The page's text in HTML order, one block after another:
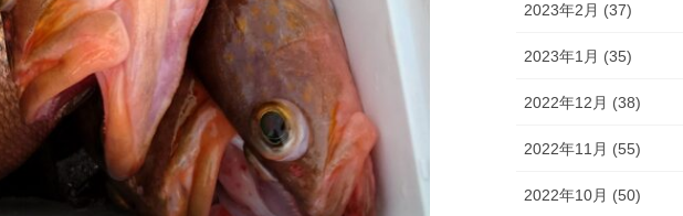
2023年2月 (37)
2023年1月 (35)
2022年12月 (38)
2022年11月 (55)
2022年10月 (50)